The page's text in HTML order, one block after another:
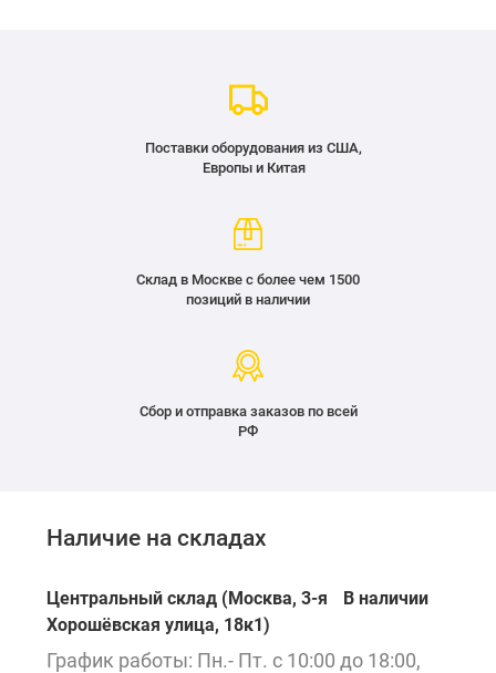
Поставки оборудования из США,
Европы и Китая
Склад в Москве с более чем 1500
позиций в наличии
Сбор и отправка заказов по всей
РФ
Наличие на складах
Центральный склад (Москва, 3-я
Хорошёвская улица, 18к1)
В наличии
График работы: Пн.- Пт. с 10:00 до 18:00,